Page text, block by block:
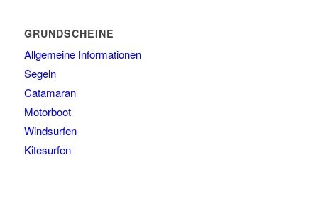
GRUNDSCHEINE
Allgemeine Informationen
Segeln
Catamaran
Motorboot
Windsurfen
Kitesurfen